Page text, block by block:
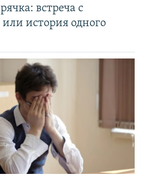
встреча с
история одного